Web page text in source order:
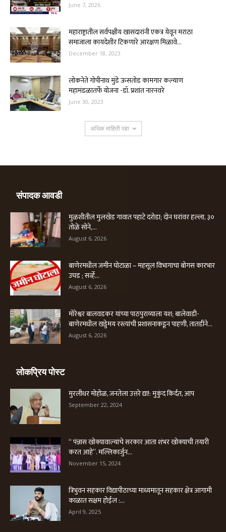
June 7, 2026
महाराष्ट्रातील सर्वपक्षीय खासदारांनी एकत्र येवून मराठा
समाजाला कायदेशीर टिकणारे आरक्षण मिळावे...
December 18, 2023
लोकनेते गोपीनाथ मुंडे ऊसतोड कामगार कल्याण
महामंडळातर्फे योजना -डॉ. प्रशांत नारनवरे
June 30, 2023
अधिक माहिती पहा
संपादक आवडी
मुळशीतील मुलखेड गावात पहाटे दरोडा; दोन घरांवर हल्ला, ३०
तोळे सोने,...
August 6, 2026
बाणेरमधील जमीन घोटाळा – महसूल विभागाचा बोगस कारभार
उघड ; सर्व्हे...
August 6, 2026
मोरेश्वर बालवडकर यांच्या पाठपुराव्याला यश; बालेवाडी-
बाणेरमधील खड्डेमय रस्त्यांची प्रशासनाकडून पाहणी, तातडीने...
August 6, 2026
लोकप्रिय पोस्ट
मुरलीधर मोहोळ, जनतेला उत्तरे द्या!: मुकुंद किर्दत, आप
September 22, 2024
“ पंन्नास खोक्यावाल्यांचे सरकार आता शंभर खोक्याची तयारी
करत आहे”. मल्लिकार्जुन...
November 15, 2024
त्रिभुवन सहकार विद्यापीठाच्या माध्यमातून सहकार क्षेत्र आगामी
काळात सक्षम होईल :...
April 9, 2025